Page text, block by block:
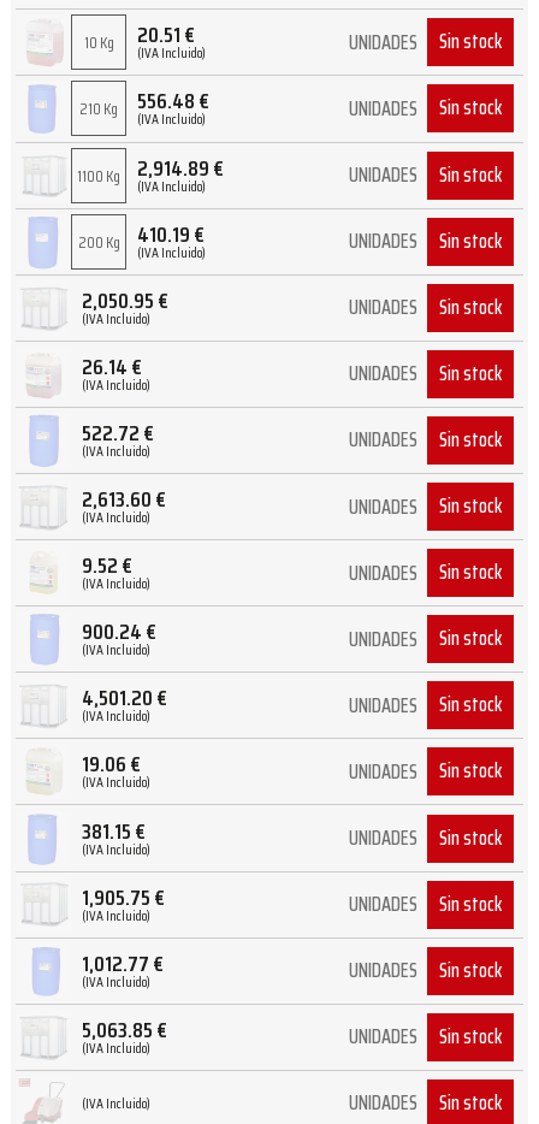
10 Kg 20.51€
(IVA Incluido) UNIDADES Sin stock
210 Kg 556.48€
(IVA Incluido) UNIDADES Sin stock
1100 Kg 2,914.89€
(IVA Incluido) UNIDADES Sin stock
200 Kg 410.19€
(IVA Incluido) UNIDADES Sin stock
2,050.95€
(IVA Incluido) UNIDADES Sin stock
26.14€
(IVA Incluido) UNIDADES Sin stock
522.72€
(IVA Incluido) UNIDADES Sin stock
2,613.60€
(IVA Incluido) UNIDADES Sin stock
9.52€
(IVA Incluido) UNIDADES Sin stock
900.24€
(IVA Incluido) UNIDADES Sin stock
4,501.20€
(IVA Incluido) UNIDADES Sin stock
19.06€
(IVA Incluido) UNIDADES Sin stock
381.15€
(IVA Incluido) UNIDADES Sin stock
1,905.75€
(IVA Incluido) UNIDADES Sin stock
1,012.77€
(IVA Incluido) UNIDADES Sin stock
5,063.85€
(IVA Incluido) UNIDADES Sin stock
(IVA Incluido) UNIDADES Sin stock